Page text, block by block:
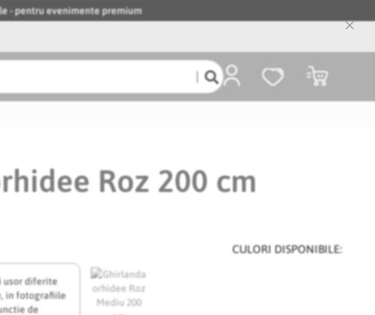
- pentru evenimente premium
Coșul meu
Roz 200 cm
usor diferite
in fotografiile
de
CULORI DISPONIBILE: